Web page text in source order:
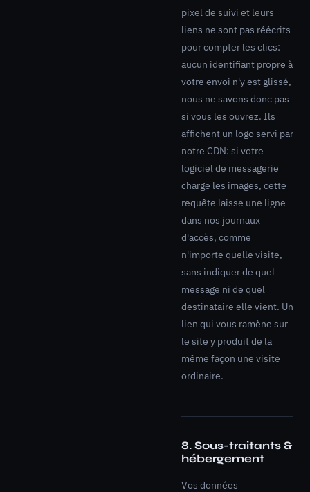
pixel de suivi et leurs
liens ne sont pas réécrits
pour compter les clics:
aucun identifiant propre à
votre envoi n'y est glissé,
nous ne savons donc pas
si vous les ouvrez. Ils
affichent un logo servi par
notre CDN: si votre
logiciel de messagerie
charge les images, cette
requête laisse une ligne
dans nos journaux
d'accès, comme
n'importe quelle visite,
sans indiquer de quel
message ni de quel
destinataire elle vient. Un
lien qui vous ramène sur
le site y produit de la
même façon une visite
ordinaire.
8. Sous-traitants &
hébergement
Vos données